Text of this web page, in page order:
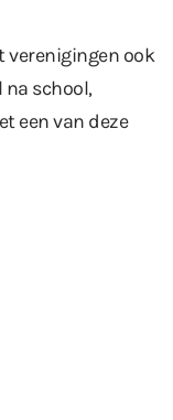
verenigingen ook
na school,
een van deze